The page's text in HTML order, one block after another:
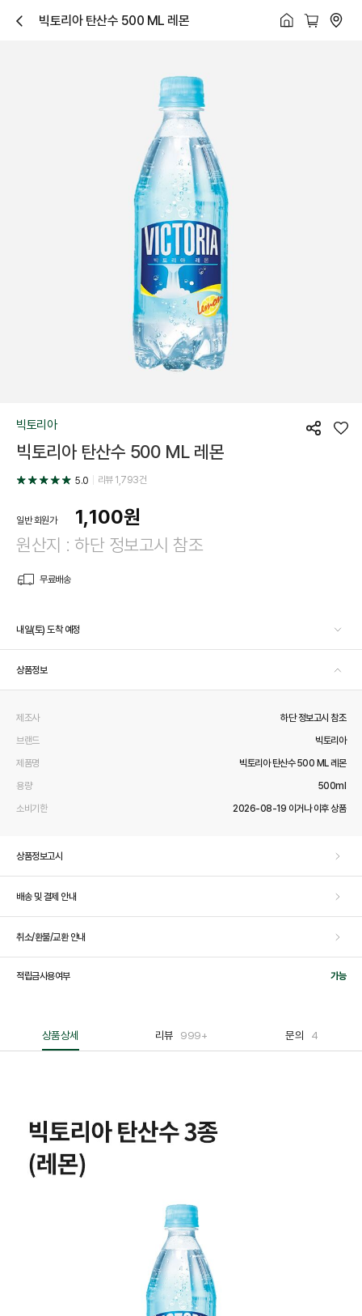
닫
빅토리아 탄산수 500 ML 레몬
공
좋
빅토리아
빅토리아 탄산수 500 ML 레몬
5.0 리뷰1,793건
일반 회원가 1,100원
원산지 : 하단 정보고시 참조
무료배송
내일(토) 도착 예정
상품정보
제조사
하단 정보고시 참조
브랜드
빅토리아
제품명
빅토리아 탄산수 500 ML 레몬
용량
500ml
소비기한
2026-08-19 이거나 이후 상품
상품정보고시
배송 및 결제 안내
취소/환불/교환 안내
적립금사용여부 가능
상품상세 리뷰 999+ 문의 4